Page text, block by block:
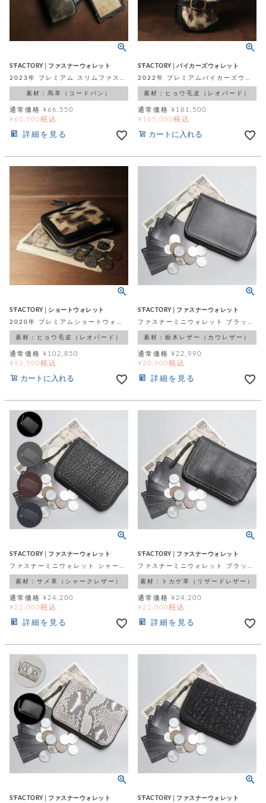
S'FACTORY│ファスナーウォレット
素材：馬革（コードバン）
通常価格 ¥66,550
¥60,500税込
詳細を見る
S'FACTORY│バイカーズウォレット
素材：ヒョウ毛皮（レオパード）
通常価格 ¥ 181,500
¥ 165,000税込
カートに入れる
S'FACTORY│ショートウォレット
素材：ヒョウ毛皮（レオパード）
通常価格 ¥ 102,850
¥93,500税込
カートに入れる
S'FACTORY│ファスナーウォレット
素材：栃木レザー（カウレザー）
通常価格 ¥ 22,990
¥ 20,900税込
詳細を見る
S'FACTORY│ファスナーウォレット
素材：サメ革（シャークレザー）
通常価格 ¥ 24,200
¥ 22,000税込
詳細を見る
S'FACTORY│ファスナーウォレット
素材：トカゲ革（リザードレザー）
通常価格 ¥ 24,200
¥ 22,000税込
詳細を見る
S'FACTORY│ファスナーウォレット S'FACTORY│ファスナーウォレット